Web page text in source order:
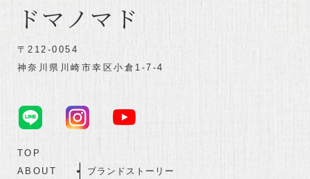
ドマノマド
〒212-0054
神奈川県川崎市幸区小倉1-7-4
TOP
ABOUT
ブランドストーリー